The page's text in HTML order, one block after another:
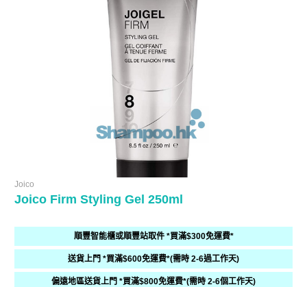
Joico
Joico Firm Styling Gel 250ml
順豐智能櫃或順豐站取件 *買滿$300免運費*
送貨上門 *買滿$600免運費*(需時 2-6過工作天)
偏遠地區送貨上門 *買滿$800免運費*(需時 2-6個工作天)